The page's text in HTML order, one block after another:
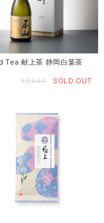
Tea 献上茶 静岡白葉茶
¥8,640
SOLD OUT